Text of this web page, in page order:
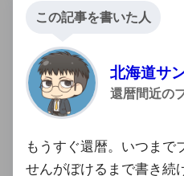
この記事を書いた人
北海道サ
還暦間近の
もうすぐ還暦。いつまで
せんがぼけるまで書き続